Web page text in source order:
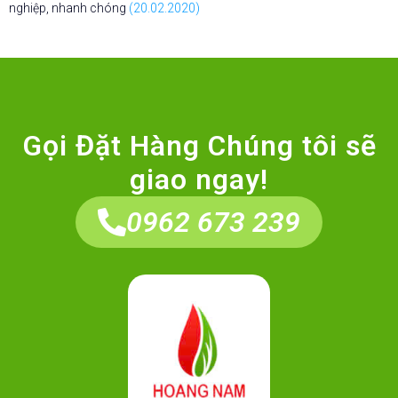
nghiệp, nhanh chóng (20.02.2020)
Gọi Đặt Hàng Chúng tôi sẽ
giao ngay!
0962 673 239